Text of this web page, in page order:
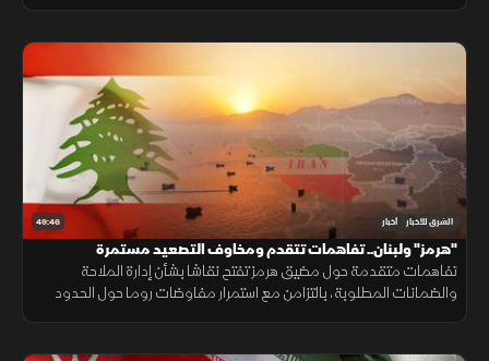
49:46 الشرق للأخبار أخبار
"هرمز" ولبنان.. تفاهمات تتقدم ومخاوف التصعيد مستمرة
تفاهمات متقدمة حول مضيق هرمز تفتح نقاشا بشأن إدارة الملاحة
والضمانات المطلوبة، بالتزامن مع استمرار مفاوضات روما حول الحدود